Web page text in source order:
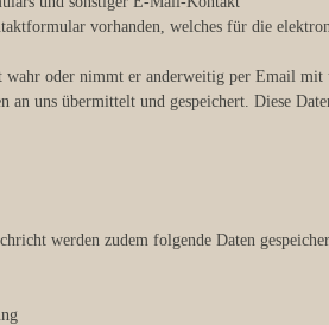
vorhanden, welches für die
oder nimmt er anderweitig per Email mit
an uns übermittelt und gespeichert. Diese
werden zudem folgende Daten